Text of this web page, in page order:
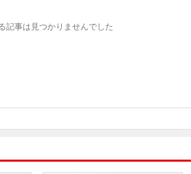
記事は見つかりませんでした